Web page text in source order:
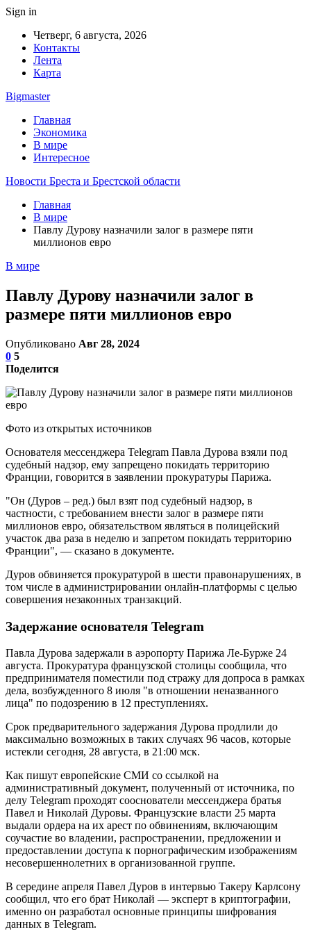
Sign in
Четверг, 6 августа, 2026
Контакты
Лента
Карта
Bigmaster
Главная
Экономика
В мире
Интересное
Новости Бреста и Брестской области
Главная
В мире
Павлу Дурову назначили залог в размере пяти
миллионов евро
В мире
Павлу Дурову назначили залог в
размере пяти миллионов евро
Опубликовано Авг 28, 2024
0 5
Поделится
Фото из открытых источников
Основателя мессенджера Telegram Павла Дурова взяли под
судебный надзор, ему запрещено покидать территорию
Франции, говорится в заявлении прокуратуры Парижа.
"Он (Дуров – ред.) был взят под судебный надзор, в
частности, с требованием внести залог в размере пяти
миллионов евро, обязательством являться в полицейский
участок два раза в неделю и запретом покидать территорию
Франции", — сказано в документе.
Дуров обвиняется прокуратурой в шести правонарушениях, в
том числе в администрировании онлайн-платформы с целью
совершения незаконных транзакций.
Задержание основателя Telegram
Павла Дурова задержали в аэропорту Парижа Ле-Бурже 24
августа. Прокуратура французской столицы сообщила, что
предпринимателя поместили под стражу для допроса в рамках
дела, возбужденного 8 июля "в отношении неназванного
лица" по подозрению в 12 преступлениях.
Срок предварительного задержания Дурова продлили до
максимально возможных в таких случаях 96 часов, которые
истекли сегодня, 28 августа, в 21:00 мск.
Как пишут европейские СМИ со ссылкой на
административный документ, полученный от источника, по
делу Telegram проходят сооснователи мессенджера братья
Павел и Николай Дуровы. Французские власти 25 марта
выдали ордера на их арест по обвинениям, включающим
соучастие во владении, распространении, предложении и
предоставлении доступа к порнографическим изображениям
несовершеннолетних в организованной группе.
В середине апреля Павел Дуров в интервью Такеру Карлсону
сообщил, что его брат Николай — эксперт в криптографии,
именно он разработал основные принципы шифрования
данных в Telegram.